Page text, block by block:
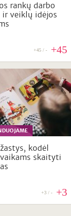
rankų darbo
ir veiklų idėjos
+45 / - +45
kodėl
skaityti
+3 / - +3